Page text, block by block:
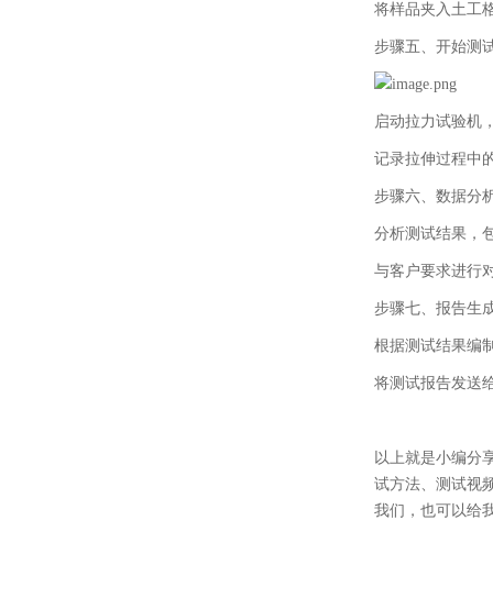
将样品夹入土工
步骤五、 开始测
启动拉力试验机
记录拉伸过程中
步骤六、 数据分
分析测试结果，
与客户要求进行
步骤七、 报告生
根据测试结果编
将测试报告发送
以上就是小编分
试方法、测试视
我们，也可以给